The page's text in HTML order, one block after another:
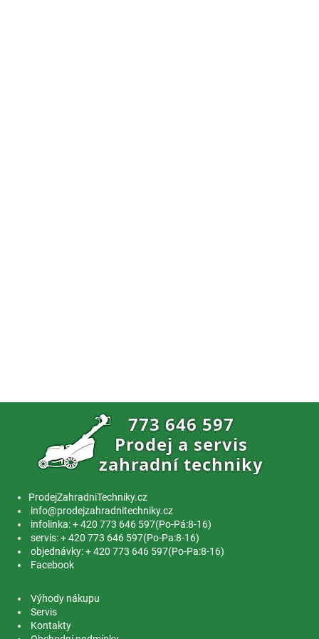
ProdejZahradniTechniky.cz
info@prodejzahradnitechniky.cz
infolinka: + 420 773 646 597(Po-Pá:8-16)
servis: + 420 773 646 597(Po-Pa:8-16)
objednávky: + 420 773 646 597(Po-Pa:8-16)
Facebook
Výhody nákupu
Servis
Kontakty